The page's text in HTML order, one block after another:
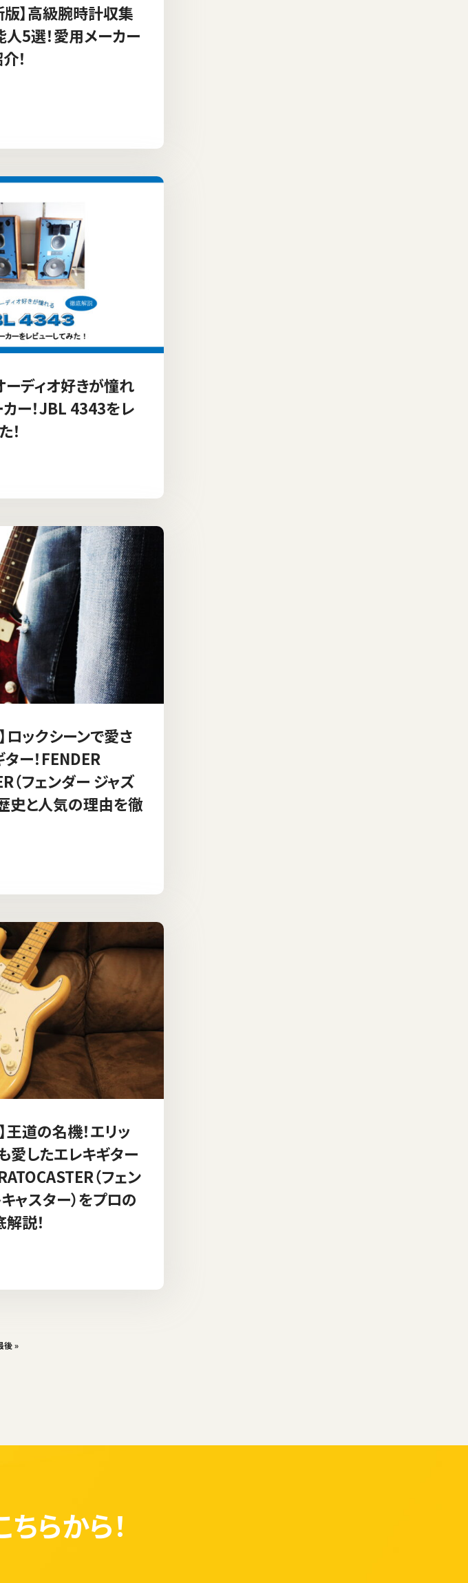
版】高級腕時計収集
5選！愛用メーカー
！
ーディオ好きが憧れ
ー！JBL 4343をレ
！
ロックシーンで愛さ
ー！FENDER
（フェンダー ジャズ
史と人気の理由を徹
王道の名機！エリッ
愛したエレキギター
（フェン
ャスター）をプロの
説！
後 »
ちらから！